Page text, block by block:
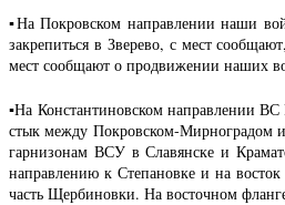
▪️На Покровском направлении наши
закрепиться в Зверево, с мест
мест сообщают о продвижении наших
▪️На Константиновском направлении ВС
стык между Покровском-Мирноградом и
гарнизонам ВСУ в Славянске и
направлению к Степановке и на
часть Щербиновки. На восточном